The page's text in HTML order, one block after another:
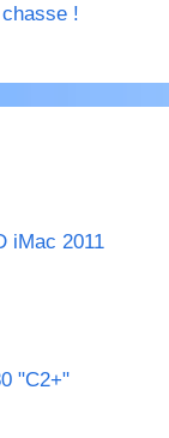
!
iMac 2011
"C2+"